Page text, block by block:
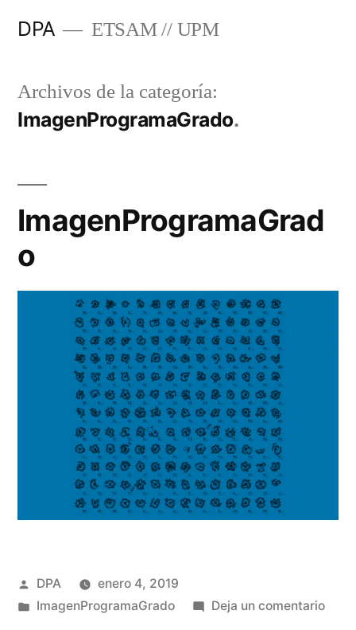
DPA ETSAM // UPM
Archivos de la categoría:
ImagenProgramaGrado
ImagenProgramaGrad
o
Publicado
por
DPA
enero 4, 2019
Publicado
ImagenProgramaGrado Deja un comentarioen